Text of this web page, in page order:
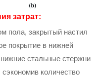
затрат:
пола, закрытый настил
покрытие в нижней
стальные стержни
количество